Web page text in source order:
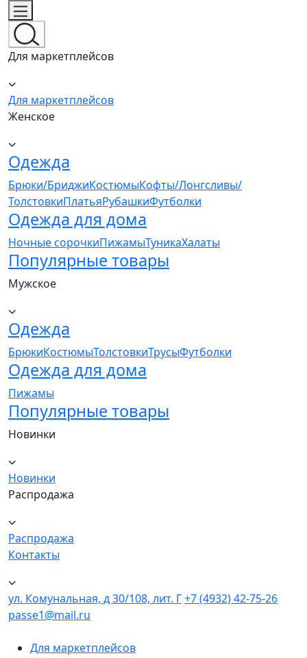
Для маркетплейсов
Для маркетплейсов
Женское
Одежда
Брюки/БриджиКостюмыКофты/Лонгсливы/
ТолстовкиПлатьяРубашкиФутболки
Одежда для дома
Ночные сорочкиПижамыТуникаХалаты
Популярные товары
Мужское
Одежда
БрюкиКостюмыТолстовкиТрусыФутболки
Одежда для дома
Пижамы
Популярные товары
Новинки
Новинки
Распродажа
Распродажа
Контакты
ул. Комунальная, д 30/108, лит. Г+7 (4932) 42-75-26
passe1@mail.ru
Для маркетплейсов